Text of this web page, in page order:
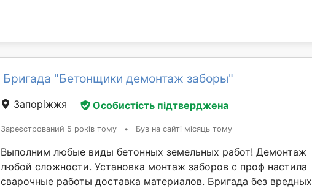
Бригада "Бетонщики демонтаж заборы"
Запоріжжя Особистість підтверджена
Зареєстрований 5 років тому • Був на сайті місяць тому
Выполним любые виды бетонных земельных работ! Демонтаж
любой сложности. Установка монтаж заборов с проф настила
сварочные работы доставка материалов. Бригада без вредных